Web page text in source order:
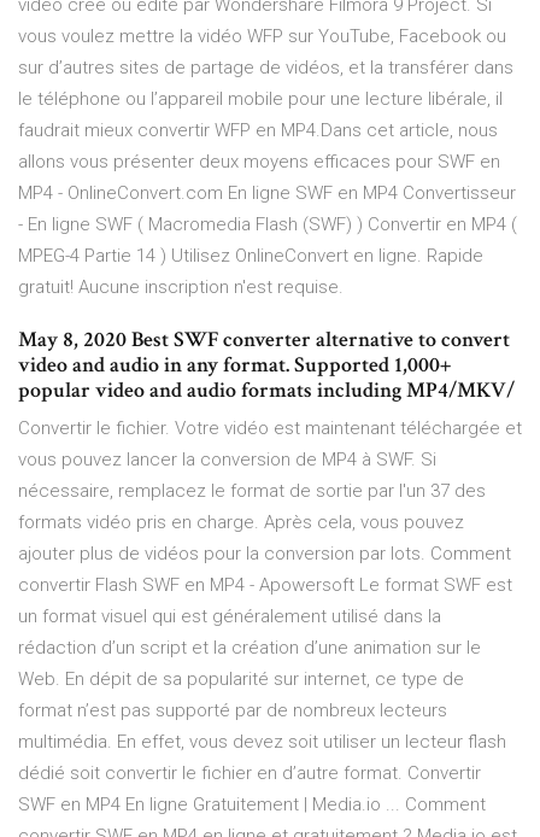
vidéo créé ou édité par Wondershare Filmora 9 Project. Si
vous voulez mettre la vidéo WFP sur YouTube, Facebook ou
sur d’autres sites de partage de vidéos, et la transférer dans
le téléphone ou l’appareil mobile pour une lecture libérale, il
faudrait mieux convertir WFP en MP4.Dans cet article, nous
allons vous présenter deux moyens efficaces pour SWF en
MP4 - OnlineConvert.com En ligne SWF en MP4 Convertisseur
- En ligne SWF ( Macromedia Flash (SWF) ) Convertir en MP4 (
MPEG-4 Partie 14 ) Utilisez OnlineConvert en ligne. Rapide
gratuit! Aucune inscription n'est requise.
May 8, 2020 Best SWF converter alternative to convert
video and audio in any format. Supported 1,000+
popular video and audio formats including MP4/MKV/
Convertir le fichier. Votre vidéo est maintenant téléchargée et
vous pouvez lancer la conversion de MP4 à SWF. Si
nécessaire, remplacez le format de sortie par l'un 37 des
formats vidéo pris en charge. Après cela, vous pouvez
ajouter plus de vidéos pour la conversion par lots. Comment
convertir Flash SWF en MP4 - Apowersoft Le format SWF est
un format visuel qui est généralement utilisé dans la
rédaction d’un script et la création d’une animation sur le
Web. En dépit de sa popularité sur internet, ce type de
format n’est pas supporté par de nombreux lecteurs
multimédia. En effet, vous devez soit utiliser un lecteur flash
dédié soit convertir le fichier en d’autre format. Convertir
SWF en MP4 En ligne Gratuitement | Media.io ... Comment